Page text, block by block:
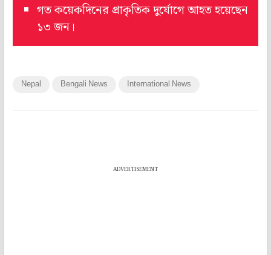
গত কয়েকদিনের প্রাকৃতিক দুর্যোগে আহত হয়েছেন
১৩ জন।
Nepal Bengali News International News
ADVERTISEMENT